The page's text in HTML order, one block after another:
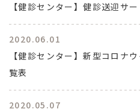
【健診センター】健診送迎サ
2020.06.01
【健診センター】新型コロナ
覧表
2020.05.07